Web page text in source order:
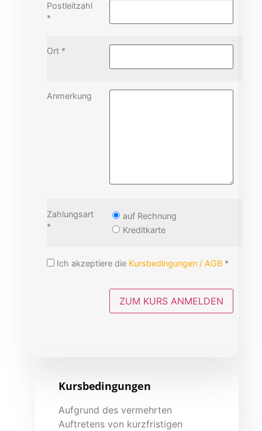
Postleitzahl
*
Ort *
Anmerkung
Zahlungsart
*
auf Rechnung
Kreditkarte
Ich akzeptiere die Kursbedingungen / AGB *
Kursbedingungen
Aufgrund des vermehrten
Auftretens von kurzfristigen